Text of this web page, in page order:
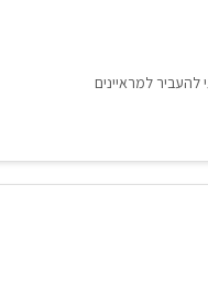
למראיינים